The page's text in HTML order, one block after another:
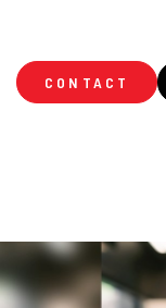
CONTACT